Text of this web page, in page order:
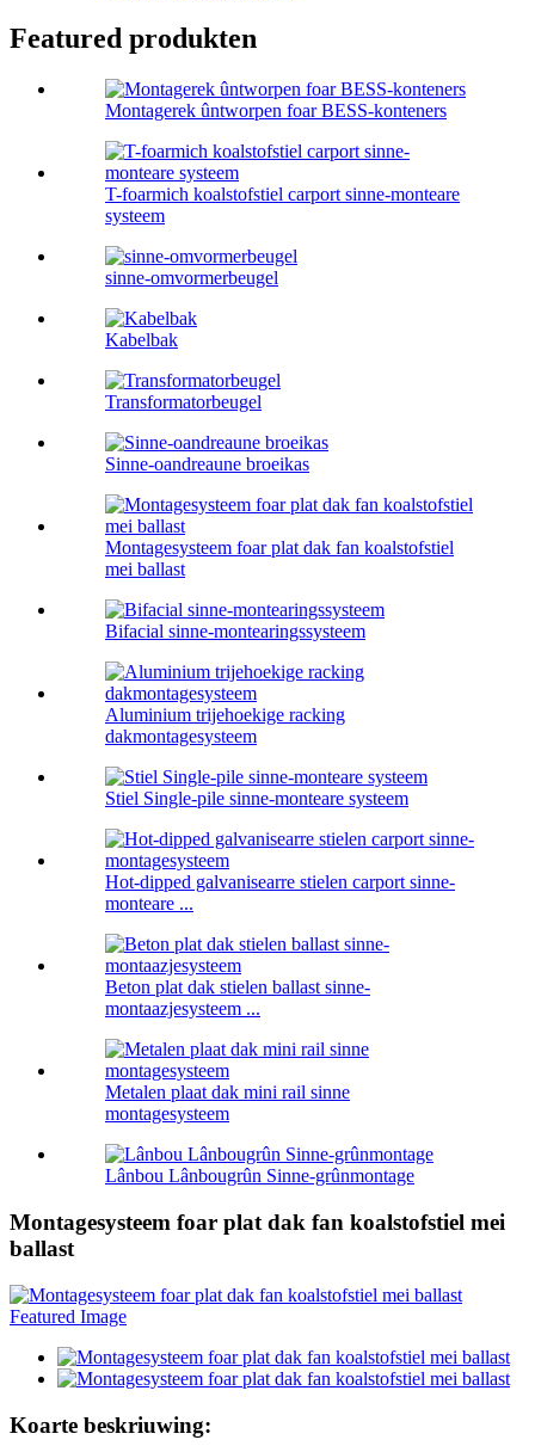
Featured produkten
Montagerek ûntworpen foar BESS-konteners
T-foarmich koalstofstiel carport sinne-monteare
systeem
sinne-omvormerbeugel
Kabelbak
Transformatorbeugel
Sinne-oandreaune broeikas
Montagesysteem foar plat dak fan koalstofstiel
mei ballast
Bifacial sinne-montearingssysteem
Aluminium trijehoekige racking
dakmontagesysteem
Stiel Single-pile sinne-monteare systeem
Hot-dipped galvanisearre stielen carport sinne-
monteare ...
Beton plat dak stielen ballast sinne-
montaazjesysteem ...
Metalen plaat dak mini rail sinne
montagesysteem
Lânbou Lânbougrûn Sinne-grûnmontage
Montagesysteem foar plat dak fan koalstofstiel mei
ballast
Koarte beskriuwing: